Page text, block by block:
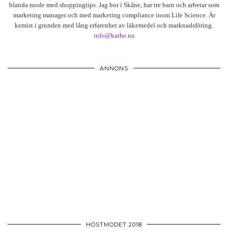
blanda mode med shoppingtips. Jag bor i Skåne, har tre barn och arbetar som
marketing manager och med marketing compliance inom Life Science. Är
kemist i grunden med lång erfarenhet av läkemedel och marknadsföring.
info@kathe.nu
ANNONS
HÖSTMODET 2018